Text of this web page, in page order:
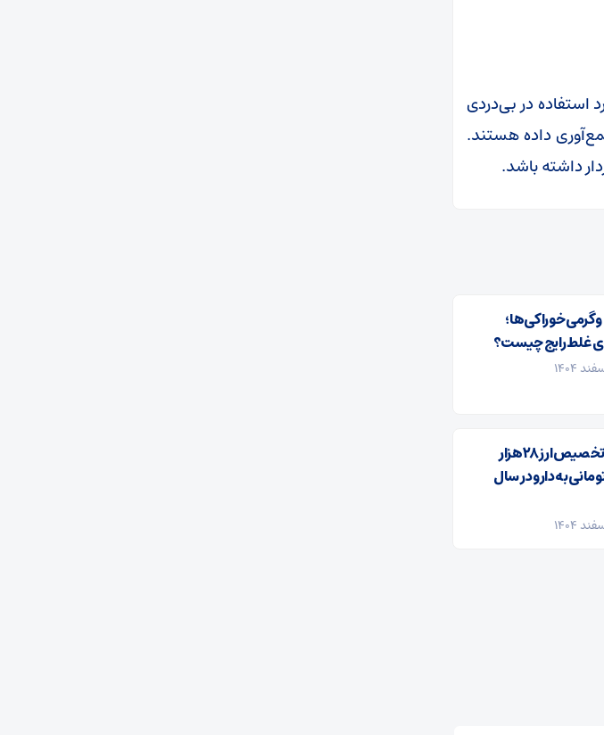
استفاده در بی‌دردی
داده هستند.
داشته باشد.
گرمی خوراکی‌ها؛
غلط رایج چیست؟
تداوم تخصیص ارز ۲۸ هزار
۵۰۰ تومانی به دارو در سال